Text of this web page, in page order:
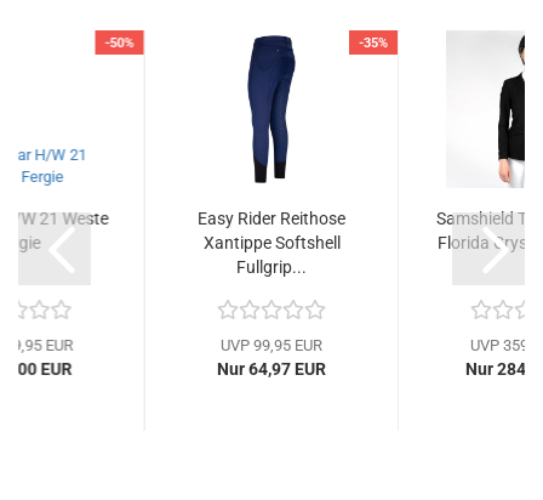
-50%
W 21 Weste
EUR
EUR
-35%
Easy Rider Reithose
Xantippe Softshell
Fullgrip...
UVP 99,95 EUR
Nur 64,97 EUR
Samshield
Florida
UVP
Nur